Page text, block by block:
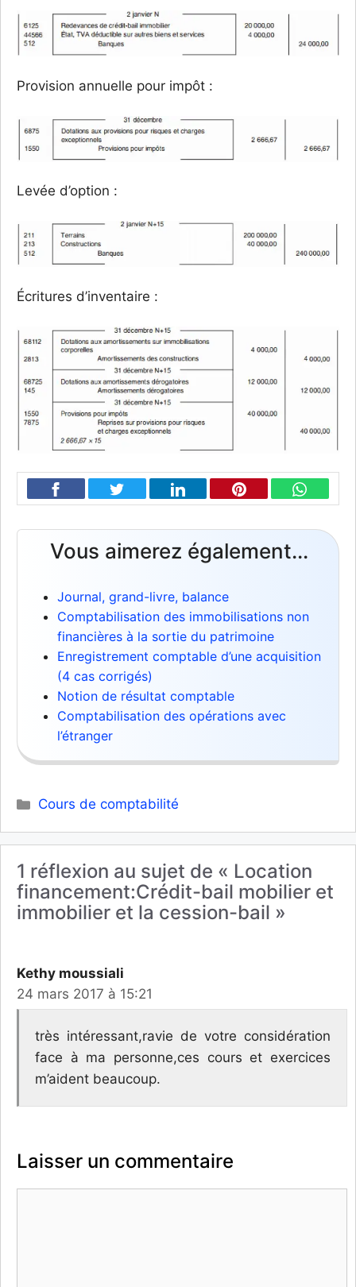
Provision annuelle pour impôt :
Levée d’option :
Écritures d’inventaire :
Vous aimerez également...
Journal, grand-livre, balance
Comptabilisation des immobilisations non
financières à la sortie du patrimoine
Enregistrement comptable d’une acquisition
(4 cas corrigés)
Notion de résultat comptable
Comptabilisation des opérations avec
l’étranger
Catégories
Cours de comptabilité
1 réflexion au sujet de « Location
financement:Crédit-bail mobilier et
immobilier et la cession-bail »
Kethy moussiali
24 mars 2017 à 15:21
très intéressant,ravie de votre considération
face à ma personne,ces cours et exercices
m’aident beaucoup.
Laisser un commentaire